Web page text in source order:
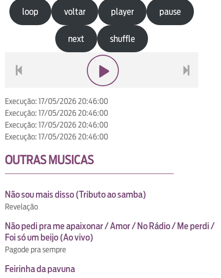
loop voltar player pause
next shuffle
Execução: 17/05/2026 20:46:00
Execução: 17/05/2026 20:46:00
Execução: 17/05/2026 20:46:00
Execução: 17/05/2026 20:46:00
OUTRAS MUSICAS
Não sou mais disso (Tributo ao samba)
Revelação
Não pedi pra me apaixonar / Amor / No Rádio / Me perdi /
Foi só um beijo (Ao vivo)
Pagode pra sempre
Feirinha da pavuna